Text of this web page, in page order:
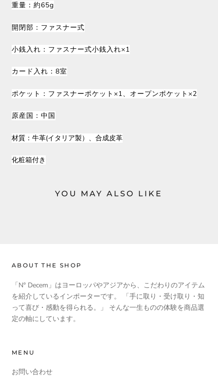
重量：約65g
開閉部：ファスナー式
小銭入れ：ファスナー式小銭入れ×1
カード入れ：8室
ポケット：ファスナーポケット×1、オープンポケット×2
原産国：中国
材質：牛革(イタリア製）、合成皮革
化粧箱付き
YOU MAY ALSO LIKE
ABOUT THE SHOP
「N° Decem」はヨーロッパやアジアから、こだわりのアイテム
を紹介しているインポーターです。 「手に取り・受け取り・知
って喜び・感動を得られる。」 そんな一生ものの体験を商品選
定の軸にしています。
MENU
お問い合わせ